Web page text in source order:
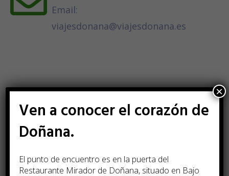
Email:
viajesdonana@viajesdonana.es
Los campos marcados con son obligatorios
Nombre*
Ven a conocer el corazón de
Doñana.
El punto de encuentro es en la puerta del
Restaurante Mirador de Doñana, situado en Bajo
×